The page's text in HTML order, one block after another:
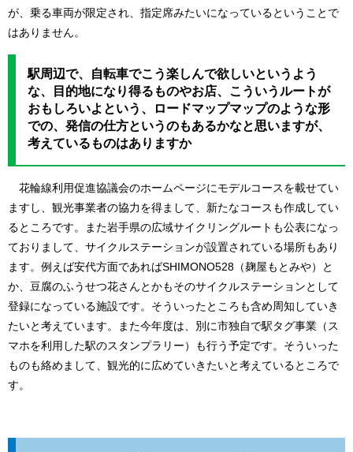
が、乗る車両が限定され、指定席みたいになっているということで
はありません。
駅周辺で、自転車でこう楽しんで欲しいというよう
な、目的地になり得るものやお店、こういうルートが
おもしろいよという、ロードマップマップのような形
での、発信の仕方というのもあるかなと思いますが、
考えているものはありますか
花輪線利用促進協議会のホームページにモデルコースを載せてい
ますし、観光事業者の協力を得まして、新たなコースも作成してい
るところです。また岩手県の広域サイクリングルートも公表になっ
ておりまして、サイクルステーションが設置されている場所もあり
ます。例えば安代方面であればSHIMONO528（麹屋もとみや）と
か、豆腐のふうせつ花さんとかもそのサイクルステーションとして
登録になっている施設です。そういったところも含め周知していき
たいと考えています。また今年度は、別に市独自で駅タグ事業（ス
マホを利用した駅のスタンプラリー）も行う予定です。そういった
ものも絡めまして、観光的に広めていきたいと考えているところで
す。